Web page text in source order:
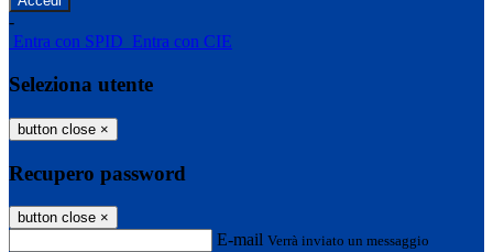
-
Entra con SPID Entra con CIE
Seleziona utente
button close ×
Recupero password
button close ×
E-mail Verrà inviato un messaggio